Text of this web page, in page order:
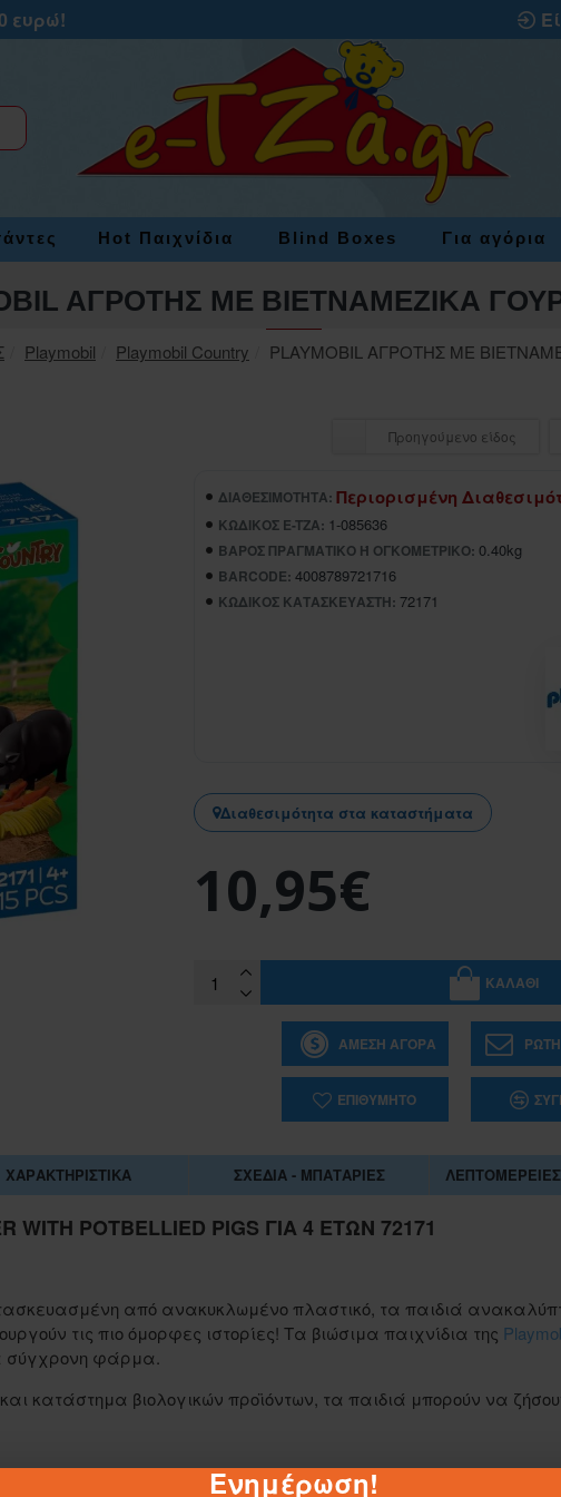
Ενημέρωση!
ευρώ!
Hot Παιχνίδια Blind Boxes Για αγόρια
Playmobil Playmobil Country PLAYMOBIL AΓΡΟΤΗΣ ΜΕ
AΓΡΟΤΗΣ ΜΕ ΒΙΕΤΝΑΜΕΖΙΚΑ
Προηγούμενο είδος
ΔΙΑΘΕΣΙΜΌΤΗΤΑ: Περιορισμένη
ΚΩΔΙΚΌΣ E-TZA: 1-085636
ΒΆΡΟΣ ΠΡΑΓΜΑΤΙΚΌ Ή ΟΓΚΟΜΕΤΡΙΚΌ: 0.40kg
BARCODE: 4008789721716
ΚΩΔΙΚΌΣ ΚΑΤΑΣΚΕΥΑΣΤΉ: 72171
Διαθεσιμότητα στα καταστήματα
10,95€
ΚΑΛΆΘΙ
ΆΜΕΣΗ ΑΓΟΡΆ
ΕΠΙΘΥΜΗΤΌ
ΧΑΡΑΚΤΗΡΙΣΤΙΚΆ ΣΧΈΔΙΑ - ΜΠΑΤΑΡΊΕΣ
WITH POTBELLIED PIGS ΓΙΑ 4 ΕΤΏΝ 72171
από ανακυκλωμένο πλαστικό, τα παιδιά
τις πιο όμορφες ιστορίες! Τα βιώσιμα παιχνίδια της
σύγχρονη φάρμα.
κατάστημα βιολογικών προϊόντων, τα παιδιά μπορούν να
ΣΑΚΟΥΛΑ ΤΖΑ 45Χ55 ΕΚ.